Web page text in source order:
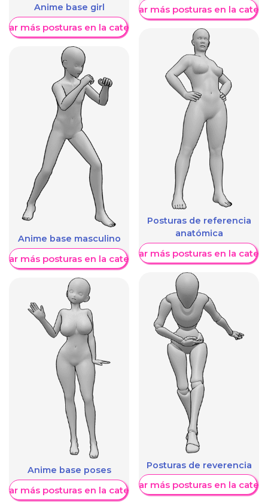
Anime base girl
más posturas en la categoría
Anime base masculino
más posturas en la categoría
Anime base poses
más posturas en la categoría
Mostrar más posturas en la
Posturas de referencia
anatómica
Mostrar más posturas en la
Posturas de reverencia
Mostrar más posturas en la